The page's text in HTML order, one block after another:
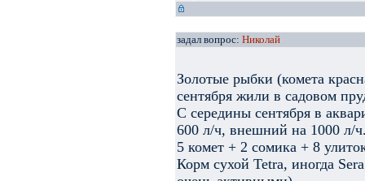
задал вопрос: Николай
Золотые рыбки (комета
сентября жили в садовом
С середины сентября в
600 л/ч, внешний на 1000 л/
5 комет + 2 сомика + 8
Корм сухой Tetra, иногда